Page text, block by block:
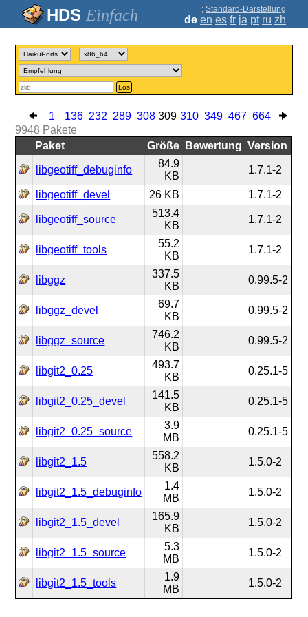
Einfach ; Standard-Darstellung
de en es fr ja pt ru zh
Los
1 136 232 289 308 309 310 349 467 664
9948 Pakete
Paket
Größe Bewertung Version
libgeotiff_debuginfo
84.9
KB
1.7.1-2
libgeotiff_devel 26 KB 1.7.1-2
libgeotiff_source
513.4
KB
1.7.1-2
libgeotiff_tools
55.2
KB
1.7.1-2
libggz
337.5
KB
0.99.5-2
libggz_devel
69.7
KB
0.99.5-2
libggz_source
746.2
KB
0.99.5-2
libgit2_0.25
493.7
KB
0.25.1-5
libgit2_0.25_devel
141.5
KB
0.25.1-5
libgit2_0.25_source
3.9
MB
0.25.1-5
libgit2_1.5
558.2
KB
1.5.0-2
libgit2_1.5_debuginfo
1.4
MB
1.5.0-2
libgit2_1.5_devel
165.9
KB
1.5.0-2
libgit2_1.5_source
5.3
MB
1.5.0-2
libgit2_1.5_tools
1.9
MB
1.5.0-2